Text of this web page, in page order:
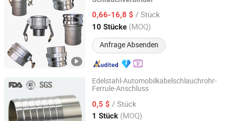
0,66-16,8 $ / Stück
10 Stücke (MOQ)
Anfrage Absenden
Dalian Dinglian Hardware Products Co., Ltd.
Liaoning, China Seit 2026
Edelstahl-Automobilkabelschlauchrohr-
Ferrule-Anschluss
0,5 $ / Stück
1 Stück (MOQ)
Wenzhou Joneng Valves Co., Limited
Zhejiang, China Seit 2014